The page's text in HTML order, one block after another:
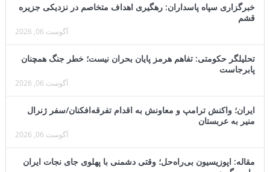
خبرگزاری سپاه پاسداران: رهگیری اهداف متخاصم در نزدیکی جزیره
قشم
آگوست 06, 2026
تحلیلگر حکومتی: تفاهم هرمز پایان بحران نیست؛ خطر جنگ همچنان
پابرجاست
آگوست 06, 2026
ایران؛ واکنش ترامپ و معاونش به اقدام تفرقه‌افکنان/سفر ژنرال
منیر به عربستان
آگوست 06, 2026
مقاله: اپوزیسیون بی‌راه‌حل؛ وقتی دشمنی با پهلوی جای نجات ایران